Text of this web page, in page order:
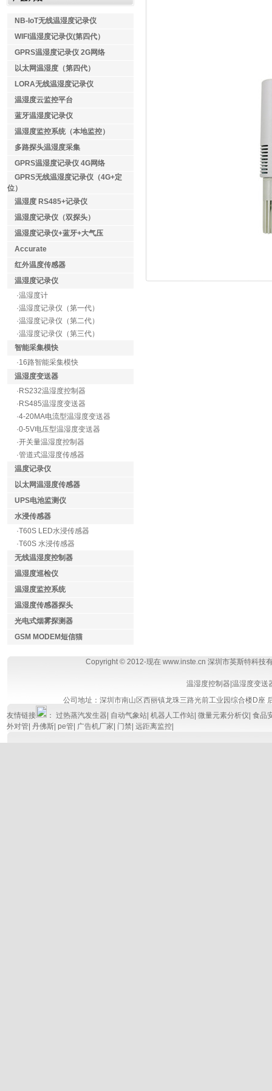
NB-IoT无线温湿度记录仪
WIFI温湿度记录仪(第四代）
GPRS温湿度记录仪 2G网络
以太网温湿度（第四代）
LORA无线温湿度记录仪
温湿度云监控平台
蓝牙温湿度记录仪
温湿度监控系统（本地监控）
多路探头温湿度采集
GPRS温湿度记录仪 4G网络
GPRS无线温湿度记录仪（4G+定
位）
温湿度 RS485+记录仪
温湿度记录仪（双探头）
温湿度记录仪+蓝牙+大气压
Accurate
红外温度传感器
温湿度记录仪
·温湿度计
·温湿度记录仪（第一代）
·温湿度记录仪（第二代）
·温湿度记录仪（第三代）
智能采集模快
·16路智能采集模快
温湿度变送器
·RS232温湿度控制器
·RS485温湿度变送器
·4-20MA电流型温湿度变送器
·0-5V电压型温湿度变送器
·开关量温湿度控制器
·管道式温湿度传感器
温度记录仪
以太网温湿度传感器
UPS电池监测仪
水浸传感器
·T60S LED水浸传感器
·T60S 水浸传感器
无线温湿度控制器
温湿度巡检仪
温湿度监控系统
温湿度传感器探头
光电式烟雾探测器
GSM MODEM短信猫
Copyright © 2012-现在 www.inste.cn 深圳市英斯特科技
温湿度控制器 温湿度变送
公司地址：深圳市南山区西丽镇龙珠三路光前工业园综合楼D座
友情链接
： 过热蒸汽发生器 自动气象站| 机器人工作站| 微量元素分析仪 食品
外对管| 丹佛斯| pe管| 广告机厂家 门禁| 远距离监控|